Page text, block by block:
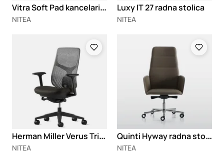
V
itra Soft Pad kancelarijske stolice 217/219
NITEA
Luxy IT 27 radna stolica
NITEA
H
erman Miller Verus Triflex
NITEA
Q
uinti Hyway radna stolica
NITEA